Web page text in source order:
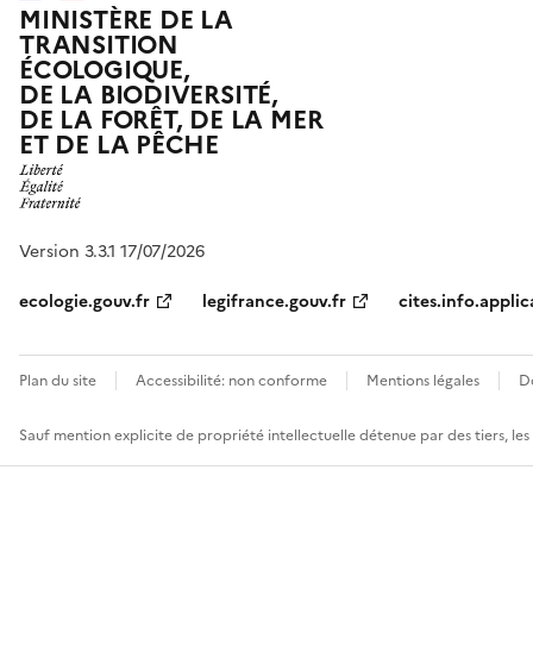
MINISTÈRE DE LA
TRANSITION
ÉCOLOGIQUE,
DE LA BIODIVERSITÉ,
DE LA FORÊT, DE LA MER
ET DE LA PÊCHE
Version 3.3.1 17/07/2026
ecologie.gouv.fr
legifrance.gouv.fr
Plan du site Accessibilité: non conforme Mentions légales
Sauf mention explicite de propriété intellectuelle détenue par des tiers,